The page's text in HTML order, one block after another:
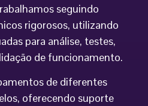
seguindo
rigorosos, utilizando
para análise, testes,
de funcionamento.
de diferentes
oferecendo suporte